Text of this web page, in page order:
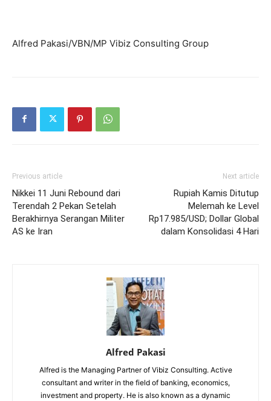
Alfred Pakasi/VBN/MP Vibiz Consulting Group
Previous article
Nikkei 11 Juni Rebound dari
Terendah 2 Pekan Setelah
Berakhirnya Serangan Militer
AS ke Iran
Next article
Rupiah Kamis Ditutup
Melemah ke Level
Rp17.985/USD; Dollar Global
dalam Konsolidasi 4 Hari
Alfred Pakasi
Alfred is the Managing Partner of Vibiz Consulting. Active
consultant and writer in the field of banking, economics,
investment and property. He is also known as a dynamic